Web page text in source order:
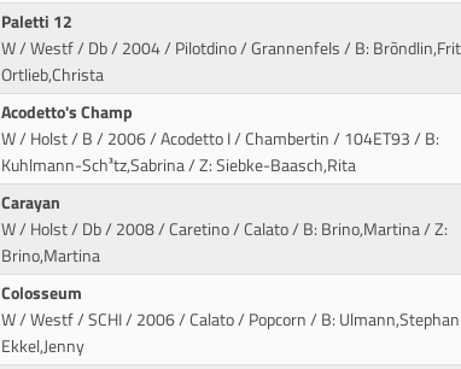
Paletti 12
W / Westf / Db / 2004 / Pilotdino / Grannenfels/ B:
Ortlieb,Christa
Acodetto's Champ
W / Holst / B / 2006 / Acodetto I / Chambertin/ 104ET93 / B:
Kuhlmann-Sch³tz,Sabrina / Z: Siebke-Baasch,Rita
Carayan
W / Holst / Db / 2008 / Caretino / Calato/ B: Brino,Martina / Z:
Brino,Martina
Colosseum
W / Westf / SCHI / 2006 / Calato / Popcorn/ B:
Ekkel,Jenny